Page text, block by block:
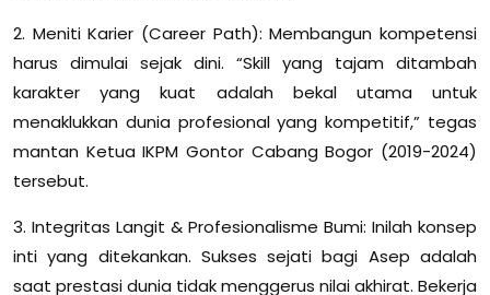
2. Meniti Karier (Career Path): Membangun kompetensi
harus dimulai sejak dini. “Skill yang tajam ditambah
karakter yang kuat adalah bekal utama untuk
menaklukkan dunia profesional yang kompetitif,” tegas
mantan Ketua IKPM Gontor Cabang Bogor (2019-2024)
tersebut.
3. Integritas Langit & Profesionalisme Bumi: Inilah konsep
inti yang ditekankan. Sukses sejati bagi Asep adalah
saat prestasi dunia tidak menggerus nilai akhirat. Bekerja